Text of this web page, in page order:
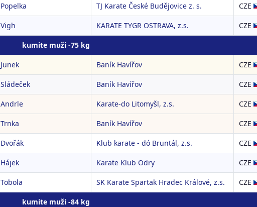
Popelka TJ Karate České Budějovice z. s. CZE
Vigh KARATE TYGR OSTRAVA, z.s. CZE
kumite muži -75 kg
Junek Baník Havířov CZE
Sládeček Baník Havířov CZE
Andrle Karate-do Litomyšl, z.s. CZE
Trnka Baník Havířov CZE
Dvořák Klub karate - dó Bruntál, z.s. CZE
Hájek Karate Klub Odry CZE
Tobola SK Karate Spartak Hradec Králové, z.s. CZE
kumite muži -84 kg